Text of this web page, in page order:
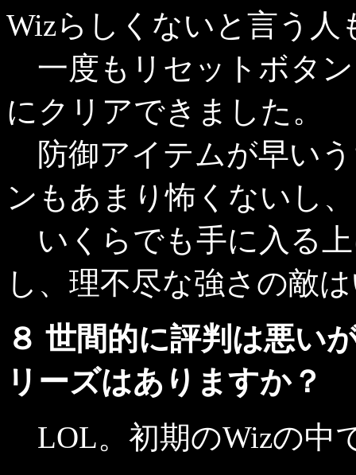
Wizらしくないと言う
一度もリセットボタ
にクリアできました。
防御アイテムが早い
ンもあまり怖くないし、
いくらでも手に入る
し、理不尽な強さの敵
８ 世間的に評判は悪い
リーズはありますか？
LOL。初期のWizの中